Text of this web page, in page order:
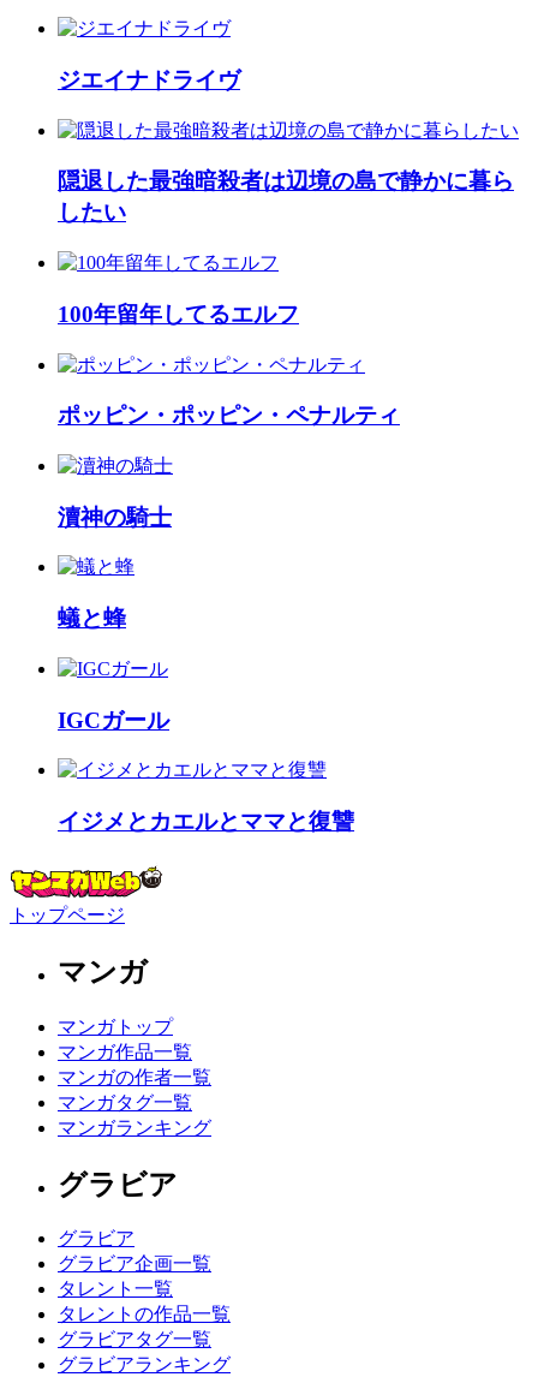
ジエイナドライヴ
隠退した最強暗殺者は辺境の島で静かに暮ら
したい
100年留年してるエルフ
ポッピン・ポッピン・ペナルティ
瀆神の騎士
蟻と蜂
IGCガール
イジメとカエルとママと復讐
トップページ
マンガ
マンガトップ
マンガ作品一覧
マンガの作者一覧
マンガタグ一覧
マンガランキング
グラビア
グラビア
グラビア企画一覧
タレント一覧
タレントの作品一覧
グラビアタグ一覧
グラビアランキング